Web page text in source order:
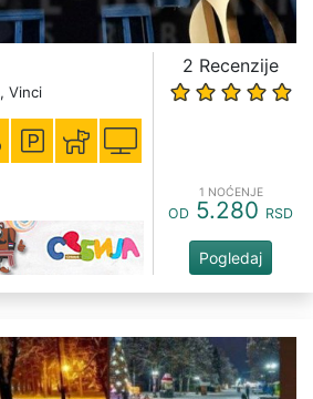
, Vinci
2 Recenzije
1 NOĆENJE
OD 5.280 RSD
Pogledaj